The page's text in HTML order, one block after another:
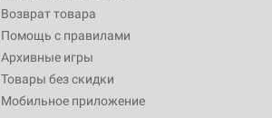
Возврат товара
Помощь с правилами
Архивные игры
Товары без скидки
Мобильное приложение